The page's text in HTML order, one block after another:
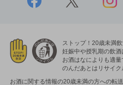
ストップ！20歳未満飲
妊娠中や授乳期の飲酒
お酒はなによりも適量
のんだあとはリサイク
お酒に関する情報の20歳未満の方への転